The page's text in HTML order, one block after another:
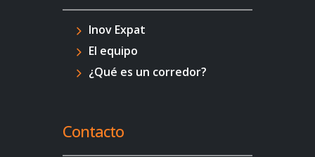
Inov Expat
El equipo
¿Qué es un corredor?
Contacto